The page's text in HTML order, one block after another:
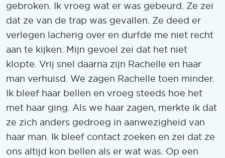
gebroken. Ik vroeg wat er was gebeurd. Ze zei
dat ze van de trap was gevallen. Ze deed er
verlegen lacherig over en durfde me niet recht
aan te kijken. Mijn gevoel zei dat het niet
klopte. Vrij snel daarna zijn Rachelle en haar
man verhuisd. We zagen Rachelle toen minder.
Ik bleef haar bellen en vroeg steeds hoe het
met haar ging. Als we haar zagen, merkte ik dat
ze zich anders gedroeg in aanwezigheid van
haar man. Ik bleef contact zoeken en zei dat ze
ons altijd kon bellen als er wat was. Op een